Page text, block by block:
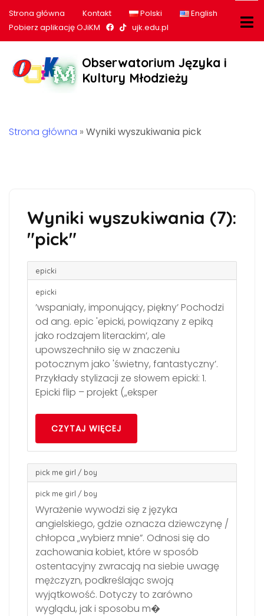
Strona główna Kontakt Polski
English
Pobierz aplikację OJiKM
Nasz profil na Facebook
Nasz profil na tiktok
ujk.edu.pl
Obserwatorium Języka i
Kultury Młodzieży
Strona główna » Wyniki wyszukiwania pick
Wyniki wyszukiwania (7):
"pick"
epicki
epicki
’wspaniały, imponujący, piękny’ Pochodzi
od ang. epic 'epicki, powiązany z epiką
jako rodzajem literackim’, ale
upowszechniło się w znaczeniu
potocznym jako 'świetny, fantastyczny’.
Przykłady stylizacji ze słowem epicki: 1.
Epicki flip – projekt („eksper
CZYTAJ WIĘCEJ
pick me girl / boy
pick me girl / boy
Wyrażenie wywodzi się z języka
angielskiego, gdzie oznacza dziewczynę /
chłopca „wybierz mnie”. Odnosi się do
zachowania kobiet, które w sposób
ostentacyjny zwracają na siebie uwagę
mężczyzn, podkreślając swoją
wyjątkowość. Dotyczy to zarówno
wyglądu, jak i sposobu m�